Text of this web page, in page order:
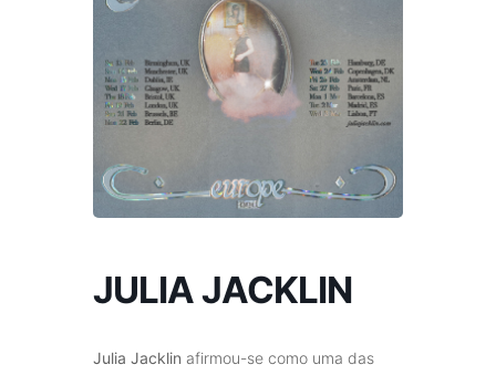
JULIA JACKLIN
Julia Jacklin afirmou-se como uma das